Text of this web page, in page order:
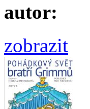
autor:
zobrazit